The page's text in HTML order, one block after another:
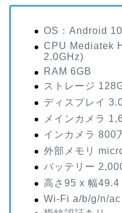
OS：Android 10
CPU Mediatek
2.0GHz)
RAM 6GB
ストレージ
ディスプレイ
メインカメラ
インカメラ 800
外部メモリ
バッテリー
高さ95 x 幅
Wi-Fi a/b/g/n/ac